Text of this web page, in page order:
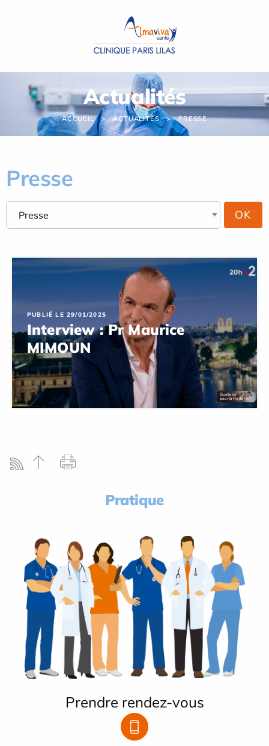
Actualités
ACCUEIL ACTUALITÉS PRESSE
Presse
PUBLIÉ LE 29/01/2025
Interview : Pr Maurice
MIMOUN
Pratique
Prendre rendez-vous